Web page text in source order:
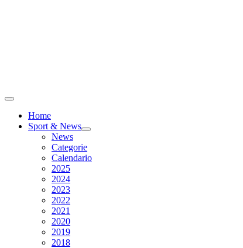
Home
Sport & News
News
Categorie
Calendario
2025
2024
2023
2022
2021
2020
2019
2018